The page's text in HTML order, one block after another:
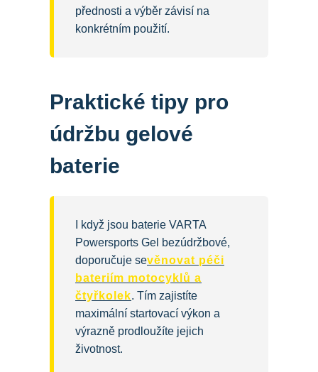
přednosti a výběr závisí na
konkrétním použití.
Praktické tipy pro
údržbu gelové
baterie
I když jsou baterie VARTA
Powersports Gel bezúdržbové,
doporučuje sevěnovat péči
bateriím motocyklů a
čtyřkolek. Tím zajistíte
maximální startovací výkon a
výrazně prodloužíte jejich
životnost.